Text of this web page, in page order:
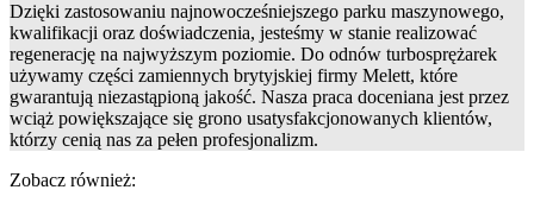
Dzięki zastosowaniu najnowocześniejszego parku maszynowego,
kwalifikacji oraz doświadczenia, jesteśmy w stanie realizować
regenerację na najwyższym poziomie. Do odnów turbosprężarek
używamy części zamiennych brytyjskiej firmy Melett, które
gwarantują niezastąpioną jakość. Nasza praca doceniana jest przez
wciąż powiększające się grono usatysfakcjonowanych klientów,
którzy cenią nas za pełen profesjonalizm.
Zobacz również: